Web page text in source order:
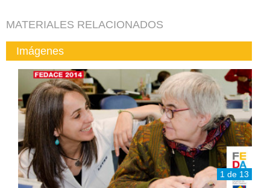
MATERIALES RELACIONADOS
Imágenes
1 de 13